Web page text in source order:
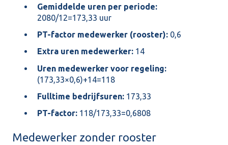
Gemiddelde uren per periode:
2080/12=173,33 uur
PT-factor medewerker (rooster): 0,6
Extra uren medewerker: 14
Uren medewerker voor regeling:
(173,33×0,6)+14=118
Fulltime bedrijfsuren: 173,33
PT-factor: 118/173,33=0,6808
Medewerker zonder rooster